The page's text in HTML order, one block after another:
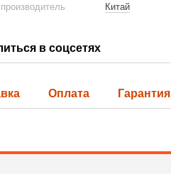
Китай
в соцсетях
Оплата Гарантия